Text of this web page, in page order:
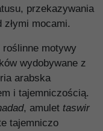
przekazywania
mocami.
roślinne motywy
wydobywane z
arabska
i tajemniczością.
, amulet taswir
tajemniczo